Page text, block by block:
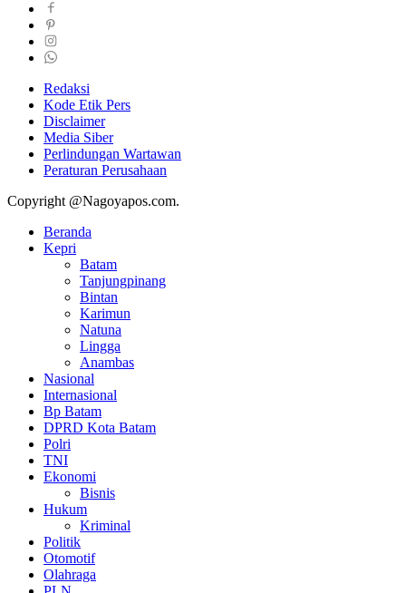
Redaksi
Kode Etik Pers
Disclaimer
Media Siber
Perlindungan Wartawan
Peraturan Perusahaan
Copyright @Nagoyapos.com.
Beranda
Kepri
Batam
Tanjungpinang
Bintan
Karimun
Natuna
Lingga
Anambas
Nasional
Internasional
Bp Batam
DPRD Kota Batam
Polri
TNI
Ekonomi
Bisnis
Hukum
Kriminal
Politik
Otomotif
Olahraga